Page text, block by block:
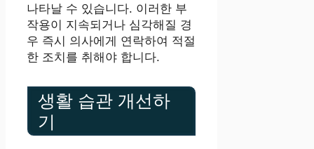
나타날 수 있습니다. 이러한 부
작용이 지속되거나 심각해질 경
우 즉시 의사에게 연락하여 적절
한 조치를 취해야 합니다.
생활 습관 개선하
기